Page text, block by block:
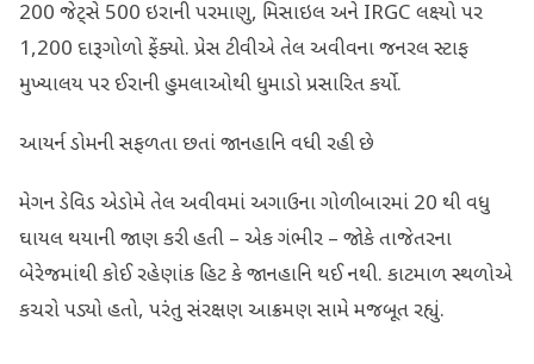
200 જેટ્સે 500 ઇરાની પરમાણુ, મિસાઇલ અને IRGC લક્ષ્યો પર
1,200 દારૂગોળો ફેંક્યો. પ્રેસ ટીવીએ તેલ અવીવના જનરલ સ્ટાફ
મુખ્યાલય પર ઈરાની હુમલાઓથી ધુમાડો પ્રસારિત કર્યો.
આયર્ન ડોમની સફળતા છતાં જાનહાનિ વધી રહી છે
મેગન ડેવિડ એડોમે તેલ અવીવમાં અગાઉના ગોળીબારમાં 20 થી વધુ
ઘાયલ થયાની જાણ કરી હતી – એક ગંભીર – જોકે તાજેતરના
બેરેજમાંથી કોઈ રહેણાંક હિટ કે જાનહાનિ થઈ નથી. કાટમાળ સ્થળોએ
કચરો પડ્યો હતો, પરંતુ સંરક્ષણ આક્રમણ સામે મજબૂત રહ્યું.